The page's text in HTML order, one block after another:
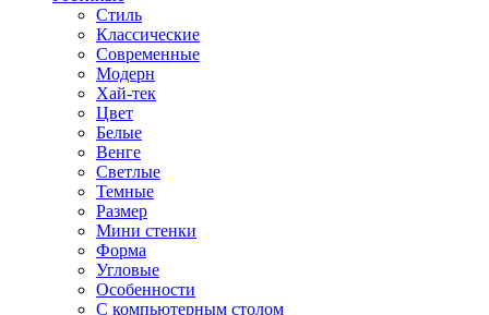
Стиль
Классические
Современные
Модерн
Хай-тек
Цвет
Белые
Венге
Светлые
Темные
Размер
Мини стенки
Форма
Угловые
Особенности
С компьютерным столом